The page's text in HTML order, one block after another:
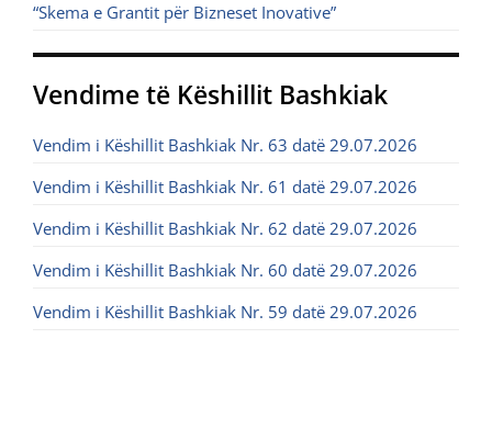
“Skema e Grantit për Bizneset Inovative”
Vendime të Këshillit Bashkiak
Vendim i Këshillit Bashkiak Nr. 63 datë 29.07.2026
Vendim i Këshillit Bashkiak Nr. 61 datë 29.07.2026
Vendim i Këshillit Bashkiak Nr. 62 datë 29.07.2026
Vendim i Këshillit Bashkiak Nr. 60 datë 29.07.2026
Vendim i Këshillit Bashkiak Nr. 59 datë 29.07.2026